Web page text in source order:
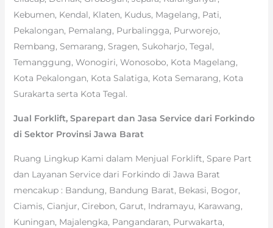
Kebumen, Kendal, Klaten, Kudus, Magelang, Pati,
Pekalongan, Pemalang, Purbalingga, Purworejo,
Rembang, Semarang, Sragen, Sukoharjo, Tegal,
Temanggung, Wonogiri, Wonosobo, Kota Magelang,
Kota Pekalongan, Kota Salatiga, Kota Semarang, Kota
Surakarta serta Kota Tegal.
Jual Forklift, Sparepart dan Jasa Service dari Forkindo
di Sektor Provinsi Jawa Barat
Ruang Lingkup Kami dalam Menjual Forklift, Spare Part
dan Layanan Service dari Forkindo di Jawa Barat
mencakup : Bandung, Bandung Barat, Bekasi, Bogor,
Ciamis, Cianjur, Cirebon, Garut, Indramayu, Karawang,
Kuningan, Majalengka, Pangandaran, Purwakarta,